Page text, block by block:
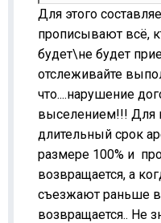
Для этого
прописывают всё,
будет\не будет
отслеживайте
что....нарушение
выселением!!! Для
длительный срок
размере 100% и
возвращается, а
съезжают раньше
возвращается.. Не